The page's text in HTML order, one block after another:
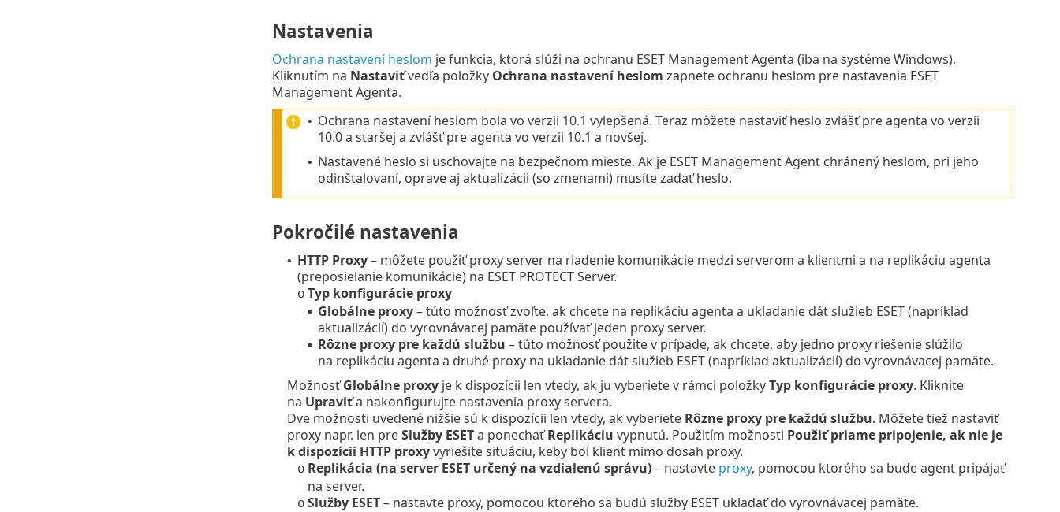
Nastavenia
Ochrana nastavení heslom je funkcia, ktorá slúži na ochranu ESET Management Agenta (iba na systéme Windows).
Kliknutím na Nastaviťvedľa položky Ochrana nastavení heslom zapnete ochranu heslom pre nastavenia ESET
Management Agenta.
• Ochrana nastavení heslom bola vo verzii 10.1 vylepšená. Teraz môžete nastaviť heslo zvlášť pre agenta vo verzii
10.0 a staršej a zvlášť pre agenta vo verzii 10.1 a novšej.
• Nastavené heslo si uschovajte na bezpečnom mieste. Ak je ESET Management Agent chránený heslom, pri jeho
odinštalovaní, oprave aj aktualizácii (so zmenami) musíte zadať heslo.
Pokročilé nastavenia
• HTTP Proxy– môžete použiť proxy server na riadenie komunikácie medzi serverom a klientmi a na replikáciu agenta
(preposielanie komunikácie) na ESET PROTECT Server.
o Typ konfigurácie proxy
▪ Globálne proxy– túto možnosť zvoľte, ak chcete na replikáciu agenta a ukladanie dát služieb ESET (napríklad
aktualizácií) do vyrovnávacej pamäte používať jeden proxy server.
▪ Rôzne proxy pre každú službu – túto možnosť použite v prípade, ak chcete, aby jedno proxy riešenie slúžilo
na replikáciu agenta a druhé proxy na ukladanie dát služieb ESET (napríklad aktualizácií) do vyrovnávacej pamäte.
MožnosťGlobálne proxyje k dispozícii len vtedy, ak ju vyberiete v rámci položkyTyp konfigurácie proxy. Kliknite
na Upraviťa nakonfigurujte nastavenia proxy servera.
Dve možnosti uvedené nižšie sú k dispozícii len vtedy, ak vyberiete Rôzne proxy pre každú službu. Môžete tiež nastaviť
proxy napr. len preSlužby ESETa ponechaťReplikáciu vypnutú. Použitím možnosti Použiť priame pripojenie, ak nie je
k dispozícii HTTP proxyvyriešite situáciu, keby bol klient mimo dosah proxy.
o Replikácia (na server ESET určený na vzdialenú správu)– nastavte proxy, pomocou ktorého sa bude agent pripájať
na server.
o Služby ESET– nastavte proxy, pomocou ktorého sa budú služby ESET ukladať do vyrovnávacej pamäte.